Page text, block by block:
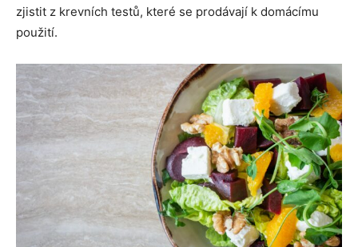
zjistit z krevních testů, které se prodávají k domácímu
použití.